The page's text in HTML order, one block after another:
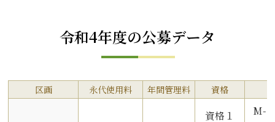
令和4年度の公募データ
区画 永代使用料 年間管理料 資格
資格１
M-1